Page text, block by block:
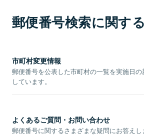
郵便番号検索に関す
市町村変更情報
郵便番号を公表した市町村の一覧を実施日
しています。
よくあるご質問・お問い合わせ
郵便番号に関するさまざまな疑問にお答えし